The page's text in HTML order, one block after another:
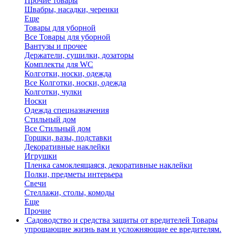
Швабры, насадки, черенки
Еще
Товары для уборной
Все Товары для уборной
Вантузы и прочее
Держатели, сушилки, дозаторы
Комплекты для WC
Колготки, носки, одежда
Все Колготки, носки, одежда
Колготки, чулки
Носки
Одежда спецназначения
Стильный дом
Все Стильный дом
Горшки, вазы, подставки
Декоративные наклейки
Игрушки
Пленка самоклеящаяся, декоративные наклейки
Полки, предметы интерьера
Свечи
Стеллажи, столы, комоды
Еще
Прочие
Садоводство и средства защиты от вредителей Товары
упрощающие жизнь вам и усложняющие ее вредителям.